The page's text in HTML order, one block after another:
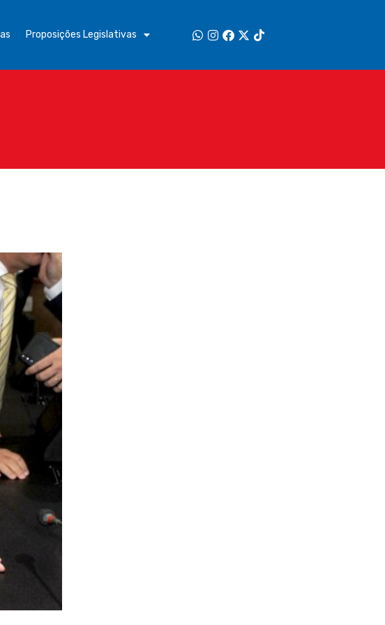
Proposições Legislativas